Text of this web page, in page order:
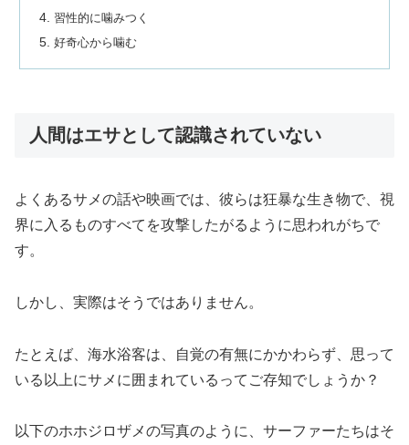
習性的に噛みつく
好奇心から噛む
人間はエサとして認識されていない
よくあるサメの話や映画では、彼らは狂暴な生き物で、視
界に入るものすべてを攻撃したがるように思われがちで
す。
しかし、実際はそうではありません。
たとえば、海水浴客は、自覚の有無にかかわらず、思って
いる以上にサメに囲まれているってご存知でしょうか？
以下のホホジロザメの写真のように、サーファーたちはそ